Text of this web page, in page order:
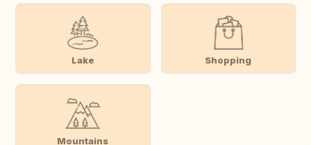
Lake Shopping
Mountains